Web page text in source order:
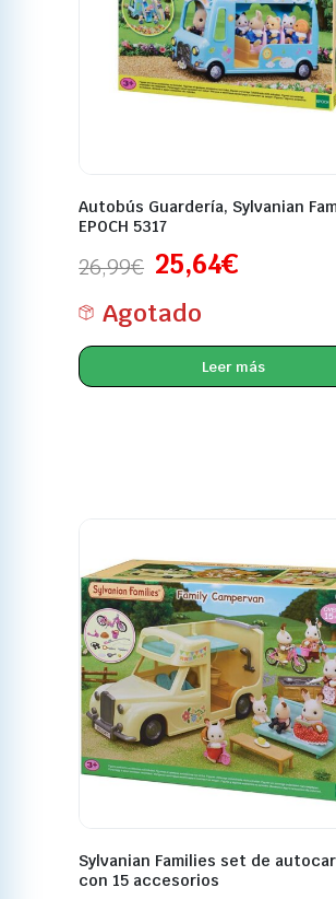
Autobús Guardería, Sylvanian
EPOCH 5317
26,99€ 25,64€
Agotado
Leer más
Sylvanian Families set de
con 15 accesorios